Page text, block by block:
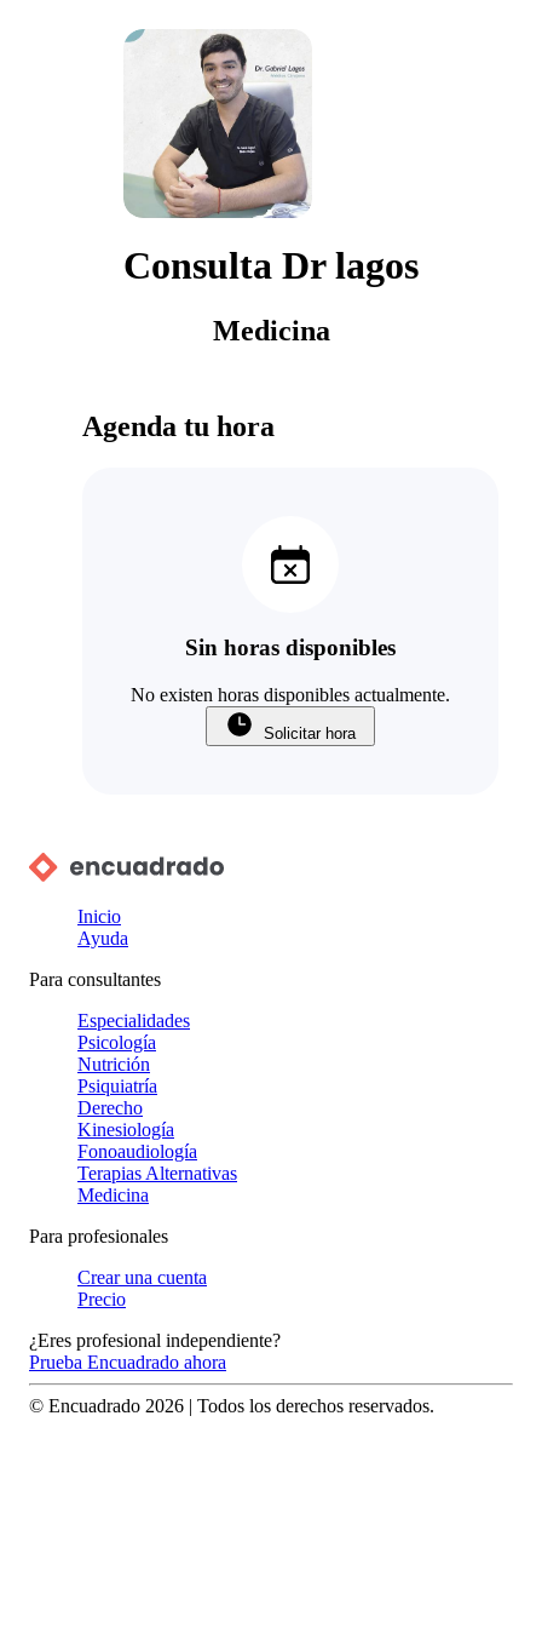
Consulta Dr lagos
Medicina
Agenda tu hora
Sin horas disponibles
No existen horas disponibles actualmente.
Solicitar hora
Inicio
Ayuda
Para consultantes
Especialidades
Psicología
Nutrición
Psiquiatría
Derecho
Kinesiología
Fonoaudiología
Terapias Alternativas
Medicina
Para profesionales
Crear una cuenta
Precio
¿Eres profesional independiente?
Prueba Encuadrado ahora
© Encuadrado 2026 | Todos los derechos reservados.